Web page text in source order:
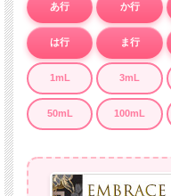
あ行 か行
は行 ま行
1mL 3mL
50mL 100mL